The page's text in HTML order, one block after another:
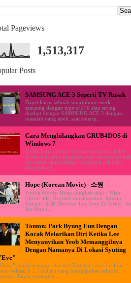
Pageviews
1,513,317
Posts
SAMSUNG ACE 3 Seperti TV Rusak
Dapet kasus sebuah smartphone merk
samsung dengan type s7270 atau sering
disebut dengan SAMSUNG ACE 3 dengan
masalah yang aneh, saat smartp...
Cara Menghilangkan GRUB4DOS di
Windows 7
Sudah lama admin tidak memposting artikel
di ululardiyanto.blogspot.com. Pertemuan kali
ini admin akan berbagi mengenai trik Cara
Menghilang...
Hope (Korean Movie) - 소원
Profile Movie: Hope (English title) / Wish
(literal title) Revised romanization: Sowon
Hangul: 소원 Director: Lee Joon-Ik Writer: So
Jae-Won (...
Tonton: Park Byung Eun Dengan
Kocak Melarikan Diri Ketika Lee
Menyanyikan Yeob Memanggilnya
Dengan Namanya Di Lokasi Syuting
adalah tentang chaebol Gugatan cerai 2 triliun
(sekitar $ 1,7 miliar) yang mengejutkan seluruh
Tanpa sepengeta...